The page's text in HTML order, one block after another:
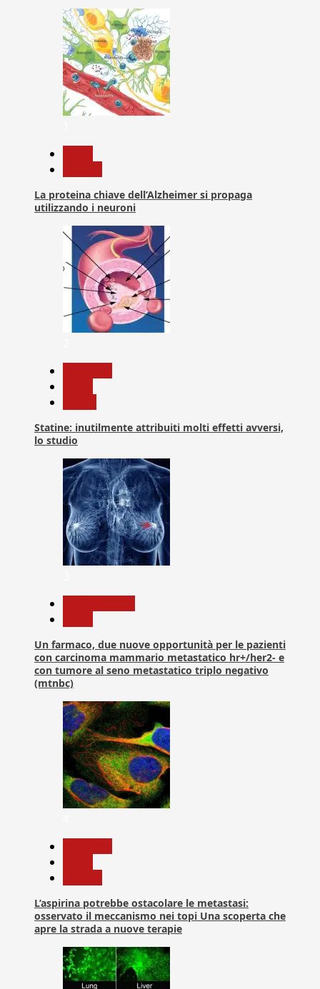
La proteina chiave dell’Alzheimer si propaga
utilizzando i neuroni
Statine: inutilmente attribuiti molti effetti avversi,
lo studio
Un farmaco, due nuove opportunità per le pazienti
con carcinoma mammario metastatico hr+/her2- e
con tumore al seno metastatico triplo negativo
(mtnbc)
L’aspirina potrebbe ostacolare le metastasi:
osservato il meccanismo nei topi Una scoperta che
apre la strada a nuove terapie